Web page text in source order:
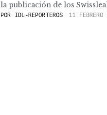
la publicación de los
POR IDL-REPORTEROS 11